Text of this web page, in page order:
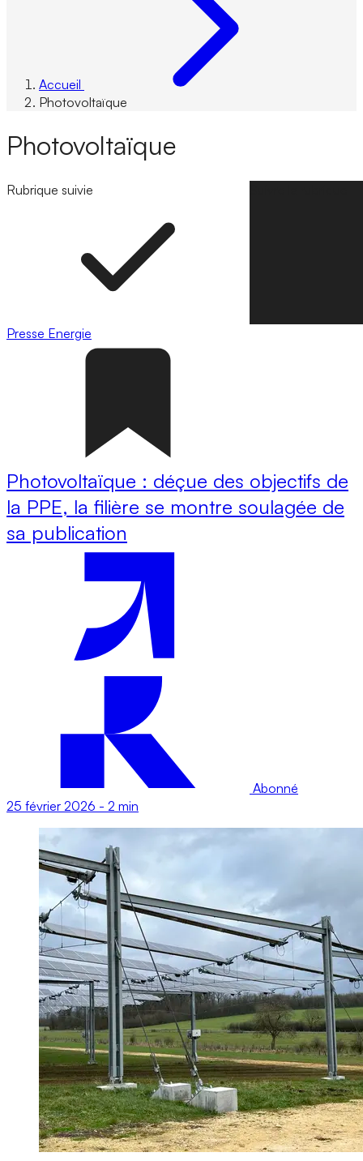
Accueil
Photovoltaïque
Photovoltaïque
Rubrique suivie
Presse Energie
Photovoltaïque : déçue des objectifs de
la PPE, la filière se montre soulagée de
sa publication
Abonné
25 février 2026 - 2 min